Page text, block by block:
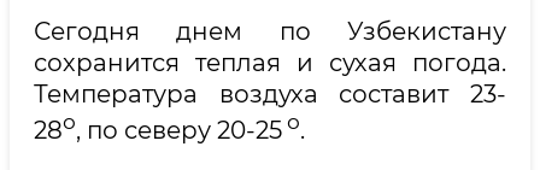
Сегодня днем по Узбекистану
сохранится теплая и сухая погода.
Температура воздуха составит 23-
28о, по северу 20-25 о.